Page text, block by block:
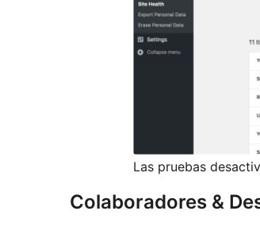
Las pruebas
Colaboradores &